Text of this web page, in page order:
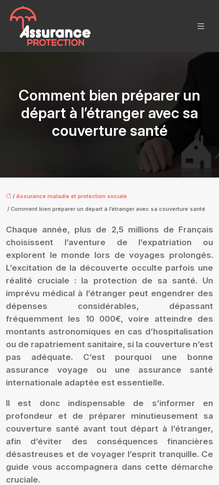
Comment bien préparer un
départ à l’étranger avec sa
couverture santé
/ Assurance maladie et protection sociale
/ Comment bien préparer un départ à l’étranger avec sa couverture santé
Chaque année, plus de 2,5 millions de Français
choisissent l’aventure de l’expatriation ou
explorent le monde lors de voyages prolongés.
L’excitation de la découverte occulte parfois une
réalité cruciale : la protection de sa santé. Un
imprévu médical à l’étranger peut engendrer des
dépenses considérables, dépassant
fréquemment les 10 000€, voire atteindre des
montants astronomiques en cas d’hospitalisation
ou de rapatriement sanitaire, si la couverture n’est
pas adéquate. C’est pourquoi une bonne
assurance voyage ou une assurance santé
internationale adaptée est essentielle.
Il est donc indispensable de s’informer en
profondeur et de préparer minutieusement sa
couverture santé avant tout départ à l’étranger,
afin d’éviter des conséquences financières
désastreuses et de voyager l’esprit tranquille. Ce
guide vous accompagnera dans cette démarche
cruciale.